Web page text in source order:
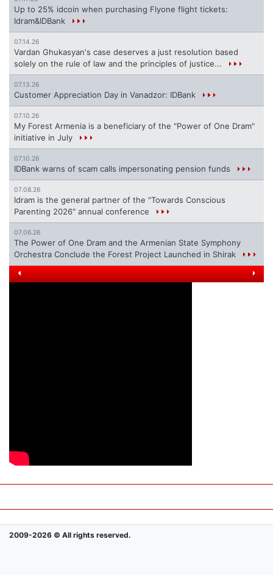
Up to 25% idcoin when purchasing Flyone flight tickets:
Idram&IDBank
07.14.26
Vardan Ghukasyan's case deserves a just resolution based
solely on the rule of law and the principles of justice...
07.13.26
Customer Appreciation Day in Vanadzor: IDBank
07.10.26
My Forest Armenia is a beneficiary of the "Power of One Dram"
initiative in July
07.10.26
IDBank warns of scam calls impersonating pension funds
07.08.26
Idram is the general partner of the "Towards Conscious
Parenting 2026" annual conference
07.06.26
The Power of One Dram and the Armenian State Symphony
Orchestra Conclude the Forest Project Launched in Shirak
2009-2026 © All rights reserved.